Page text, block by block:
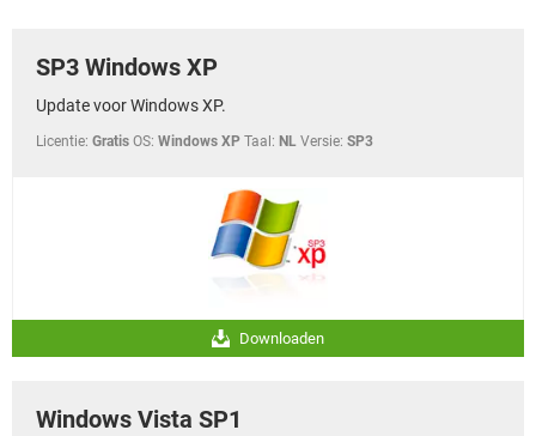
SP3 Windows XP
Update voor Windows XP.
Licentie: Gratis OS: Windows XP Taal: NL Versie: SP3
Downloaden
Windows Vista SP1